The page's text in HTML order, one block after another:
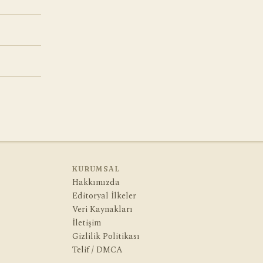
KURUMSAL
Hakkımızda
Editoryal İlkeler
Veri Kaynakları
İletişim
Gizlilik Politikası
Telif / DMCA